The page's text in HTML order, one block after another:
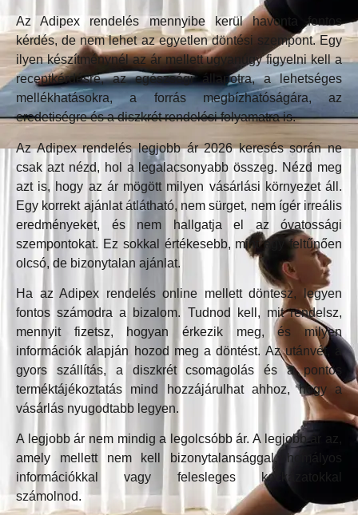
Az Adipex rendelés mennyibe kerül havonta fontos
kérdés, de nem lehet az egyetlen döntési szempont. Egy
ilyen készítménynél az ár mellett ugyanúgy figyelni kell a
receptkérdésre, az egészségi állapotra, a lehetséges
mellékhatásokra, a forrás megbízhatóságára, az
eredetiségre és a diszkrét rendelési folyamatra is.
Az Adipex rendelés legjobb ár 2026 keresés során ne
csak azt nézd, hol a legalacsonyabb összeg. Nézd meg
azt is, hogy az ár mögött milyen vásárlási környezet áll.
Egy korrekt ajánlat átlátható, nem sürget, nem ígér irreális
eredményeket, és nem hallgatja el az óvatossági
szempontokat. Ez sokkal értékesebb, mint egy feltűnően
olcsó, de bizonytalan ajánlat.
Ha az Adipex rendelés online mellett döntesz, legyen
fontos számodra a bizalom. Tudnod kell, mit rendelsz,
mennyit fizetsz, hogyan érkezik meg, és milyen
információk alapján hozod meg a döntést. Az utánvét, a
gyors szállítás, a diszkrét csomagolás és a pontos
terméktájékoztatás mind hozzájárulhat ahhoz, hogy a
vásárlás nyugodtabb legyen.
A legjobb ár nem mindig a legolcsóbb ár. A legjobb ár az,
amely mellett nem kell bizonytalansággal, homályos
információkkal vagy felesleges kockázatokkal
számolnod.